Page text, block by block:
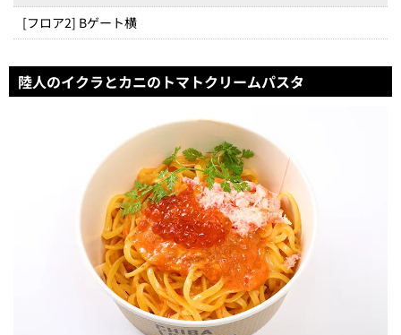
[フロア2] Bゲート横
陸人のイクラとカニのトマトクリームパスタ